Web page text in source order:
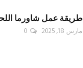
طريقة عمل شاورما
مارس 18, 2025 0